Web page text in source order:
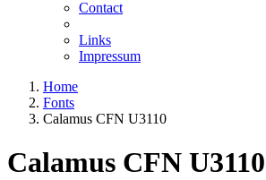
Contact
Links
Impressum
Home
Fonts
Calamus CFN U3110
Calamus CFN U3110